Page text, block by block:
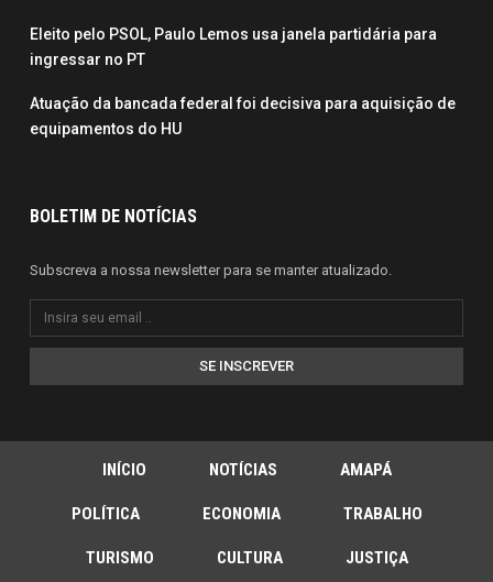
Eleito pelo PSOL, Paulo Lemos usa janela partidária para
ingressar no PT
Atuação da bancada federal foi decisiva para aquisição de
equipamentos do HU
BOLETIM DE NOTÍCIAS
Subscreva a nossa newsletter para se manter atualizado.
SE INSCREVER
INÍCIO NOTÍCIAS AMAPÁ
POLÍTICA ECONOMIA TRABALHO
TURISMO CULTURA JUSTIÇA